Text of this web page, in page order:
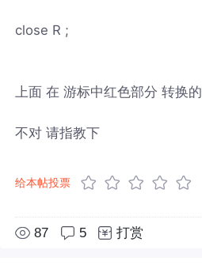
close R ;
上面 在 游标中红色部分 转换
不对 请指教下
给本帖投票
87 5 打赏